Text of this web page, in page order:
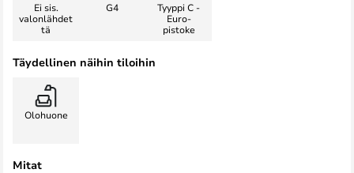
Ei sis.
valonlähdet
tä
G4
Tyyppi C -
Euro-
pistoke
Täydellinen näihin tiloihin
Olohuone
Mitat